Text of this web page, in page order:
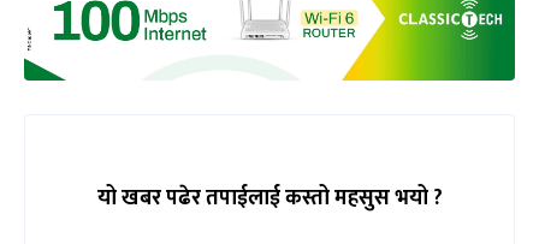
यो खबर पढेर तपाईलाई कस्तो महसुस भयो ?